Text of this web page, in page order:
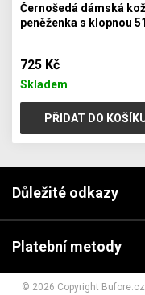
Černošedá dámská
peněženka s klopnou
725 Kč
Skladem
PŘIDAT DO
Důležité odkazy
Platební metody
© 2026 Copyright